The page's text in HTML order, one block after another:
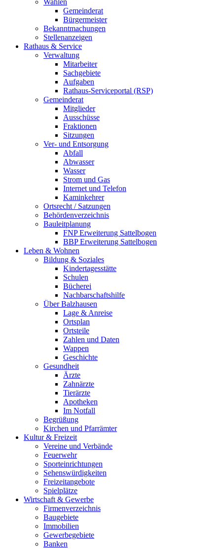
Wahlen
Gemeinderat
Bürgermeister
Bekanntmachungen
Stellenanzeigen
Rathaus & Service
Verwaltung
Mitarbeiter
Sachgebiete
Aufgaben
Rathaus-Serviceportal (RSP)
Gemeinderat
Mitglieder
Ausschüsse
Fraktionen
Sitzungen
Ver- und Entsorgung
Abfall
Abwasser
Wasser
Strom und Gas
Internet und Telefon
Kaminkehrer
Ortsrecht / Satzungen
Behördenverzeichnis
Bauleitplanung
FNP Erweiterung Sattelbogen
BBP Erweiterung Sattelbogen
Leben & Wohnen
Bildung & Soziales
Kindertagesstätte
Schulen
Bücherei
Nachbarschaftshilfe
Über Balzhausen
Lage & Anreise
Ortsplan
Ortsteile
Zahlen und Daten
Wappen
Geschichte
Gesundheit
Ärzte
Zahnärzte
Tierärzte
Apotheken
Im Notfall
Begrüßung
Kirchen und Pfarrämter
Kultur & Freizeit
Vereine und Verbände
Feuerwehr
Sporteinrichtungen
Sehenswürdigkeiten
Freizeitangebote
Spielplätze
Wirtschaft & Gewerbe
Firmenverzeichnis
Baugebiete
Immobilien
Gewerbegebiete
Banken